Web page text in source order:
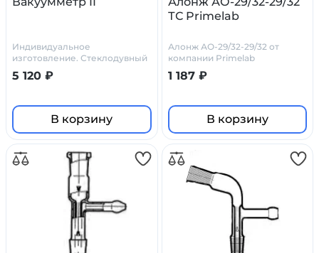
Индивидуальное
изготовление. Стеклодувный
цех Primelab
5 120 ₽
В корзину
ТС Primelab
Алонж АО-29/32-29/32 от
компании Primelab
1 187 ₽
В корзину